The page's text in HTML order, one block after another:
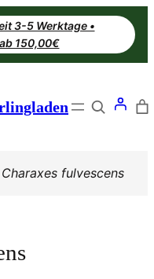
3-5 Werktage •
150,00€
Search
fulvescens